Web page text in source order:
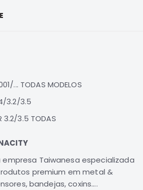
Motor
Suspensão
Filtros
Transmissão
... TODAS MODELOS
3.2/3.5
3.2/3.5 TODAS
empresa Taiwanesa especializada
premium em metal &
bandejas, coxins....